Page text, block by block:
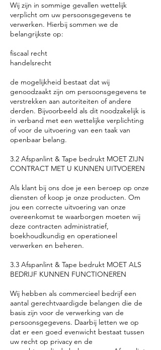
Wij zijn in sommige gevallen wettelijk
verplicht om uw persoonsgegevens te
verwerken. Hierbij sommen we de
belangrijkste op:
fiscaal recht
handelsrecht
de mogelijkheid bestaat dat wij
genoodzaakt zijn om persoonsgegevens te
verstrekken aan autoriteiten of andere
derden. Bijvoorbeeld als dit noodzakelijk is
in verband met een wettelijke verplichting
of voor de uitvoering van een taak van
openbaar belang.
3.2 Afspanlint & Tape bedrukt MOET ZIJN
CONTRACT MET U KUNNEN UITVOEREN
Als klant bij ons doe je een beroep op onze
diensten of koop je onze producten. Om
jou een correcte uitvoering van onze
overeenkomst te waarborgen moeten wij
deze contracten administratief,
boekhoudkundig en operationeel
verwerken en beheren.
3.3 Afspanlint & Tape bedrukt MOET ALS
BEDRIJF KUNNEN FUNCTIONEREN
Wij hebben als commercieel bedrijf een
aantal gerechtvaardigde belangen die de
basis zijn voor de verwerking van de
persoonsgegevens. Daarbij letten we op
dat er een goed evenwicht bestaat tussen
uw recht op privacy en de